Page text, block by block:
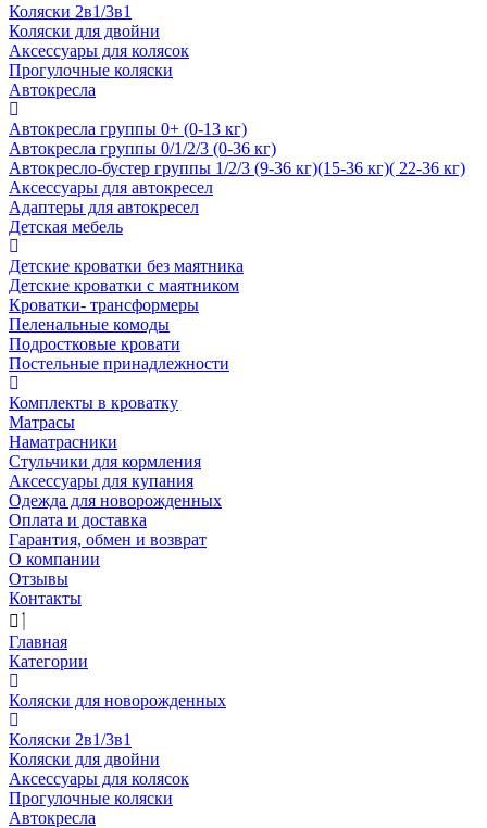
Коляски 2в1/3в1
Коляски для двойни
Аксессуары для колясок
Прогулочные коляски
Автокресла
Автокресла группы 0+ (0-13 кг)
Автокресла группы 0/1/2/3 (0-36 кг)
Автокресло-бустер группы 1/2/3 (9-36 кг)(15-36 кг)( 22-36 кг)
Аксессуары для автокресел
Адаптеры для автокресел
Детская мебель
Детские кроватки без маятника
Детские кроватки с маятником
Кроватки- трансформеры
Пеленальные комоды
Подростковые кровати
Постельные принадлежности
Комплекты в кроватку
Матрасы
Наматрасники
Стульчики для кормления
Аксессуары для купания
Одежда для новорожденных
Оплата и доставка
Гарантия, обмен и возврат
О компании
Отзывы
Контакты
Главная
Категории
Коляски для новорожденных
Коляски 2в1/3в1
Коляски для двойни
Аксессуары для колясок
Прогулочные коляски
Автокресла